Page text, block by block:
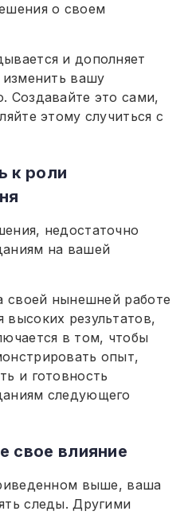
о своем
и дополняет
вашу
Создавайте это сами,
этому случиться с
к роли
недостаточно
на вашей
своей нынешней работе
результатов,
в том, чтобы
опыт,
и готовность
следующего
свое влияние
выше, ваша
следы. Другими